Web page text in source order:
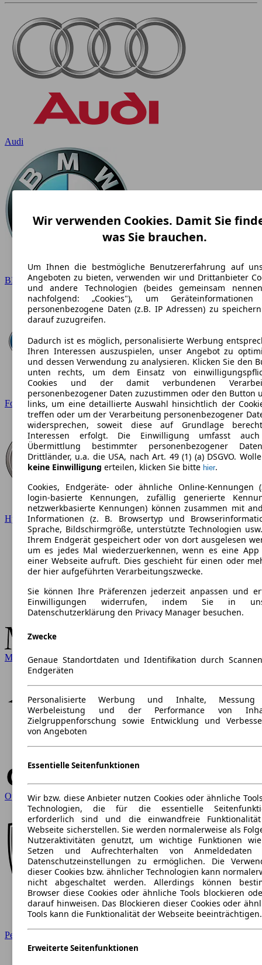
Audi
BMW
Ford
Hyundai
Mercedes-Benz
Opel
Peugeot
Wir verwenden Cookies. Damit Sie
was Sie brauchen.
Um Ihnen die bestmögliche Benutzererfahrung auf
Angeboten zu bieten, verwenden wir und Drittanbieter
und andere Technologien (beides gemeinsam
nachfolgend: „Cookies"), um
personenbezogene Daten (z.B. IP Adressen) zu
darauf zuzugreifen.
Dadurch ist es möglich, personalisierte Werbung
Ihren Interessen auszuspielen, unser Angebot zu
und dessen Verwendung zu analysieren. Klicken Sie den
unten rechts, um dem Einsatz von
Cookies und der damit verbundenen
personenbezogener Daten zuzustimmen oder den Button
links, um eine detaillierte Auswahl hinsichtlich der
treffen oder um der Verarbeitung personenbezogener
widersprechen, soweit diese auf Grundlage
Interessen erfolgt. Die Einwilligung umfasst
Übermittlung bestimmter personenbezogener
Drittländer, u.a. die USA, nach Art. 49 (1) (a) DSGVO.
keine Einwilligung erteilen, klicken Sie bitte hier.
Cookies, Endgeräte- oder ähnliche Online-Kennungen
login-basierte Kennungen, zufällig generierte
netzwerkbasierte Kennungen) können zusammen mit
Informationen (z. B. Browsertyp und
Sprache, Bildschirmgröße, unterstützte Technologien
Ihrem Endgerät gespeichert oder von dort ausgelesen
um es jedes Mal wiederzuerkennen, wenn es eine App
einer Webseite aufruft. Dies geschieht für einen oder
der hier aufgeführten Verarbeitungszwecke.
Sie können Ihre Präferenzen jederzeit anpassen und
Einwilligungen widerrufen, indem Sie in
Datenschutzerklärung den Privacy Manager besuchen.
Zwecke
Genaue Standortdaten und Identifikation durch
Endgeräten
Personalisierte Werbung und Inhalte,
Werbeleistung und der Performance von
Zielgruppenforschung sowie Entwicklung und
von Angeboten
Essentielle Seitenfunktionen
Wir bzw. diese Anbieter nutzen Cookies oder ähnliche
Technologien, die für die essentielle
erforderlich sind und die einwandfreie
Webseite sicherstellen. Sie werden normalerweise als
Nutzeraktivitäten genutzt, um wichtige Funktionen
Setzen und Aufrechterhalten von Anmeldedaten
Datenschutzeinstellungen zu ermöglichen. Die
dieser Cookies bzw. ähnlicher Technologien kann
nicht abgeschaltet werden. Allerdings können
Browser diese Cookies oder ähnliche Tools blockieren
darauf hinweisen. Das Blockieren dieser Cookies oder
Tools kann die Funktionalität der Webseite beeinträchtigen.
Erweiterte Seitenfunktionen